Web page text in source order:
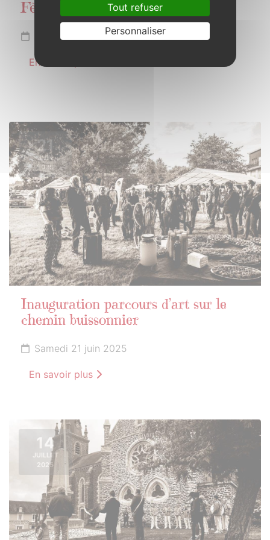
Fête de la musique
Samedi 21 juin 2025
En savoir plus
21
JUIN
2025
Inauguration parcours d’art sur le
chemin buissonnier
Samedi 21 juin 2025
En savoir plus
14
JUILLET
2025
Tout refuser
Personnaliser